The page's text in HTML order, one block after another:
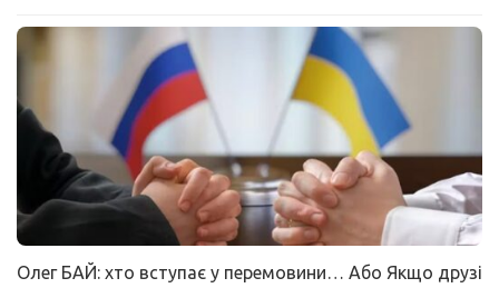
Олег БАЙ: хто вступає у перемовини… Або Якщо друзі